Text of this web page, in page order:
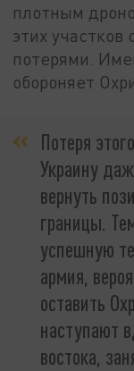
плотным
этих
потерями.
обороняет
Потеря
Украину
вернуть
границы.
успешную
армия,
оставить
наступают
востока,